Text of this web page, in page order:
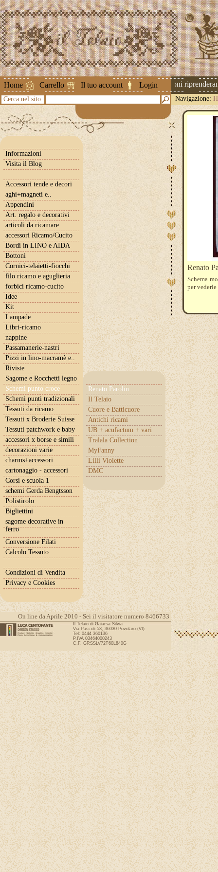
Home Carrello Il tuo account Login
Attenzione ! Le spedizioni
Cerca nel sito Navigazione:
Informazioni
Visita il Blog
Accessori tende e decori
aghi+magneti e..
Appendini
Art. regalo e decorativi
articoli da ricamare
accessori Ricamo/Cucito
Bordi in LINO e AIDA
Bottoni
Cornici-telaietti-fiocchi
filo ricamo e aguglieria
forbici ricamo-cucito
Idee
Kit
Lampade
Libri-ricamo
nappine
Passamanerie-nastri
Pizzi in lino-macramè e..
Riviste
Sagome e Rocchetti legno
Schemi punto croce
Renato Parolin
Il Telaio
Cuore e Batticuore
Antichi ricami
UB + acufactum + vari
Tralala Collection
MyFanny
Lilli Violette
DMC
Schemi punti tradizionali
Tessuti da ricamo
Tessuti x Broderie Suisse
Tessuti patchwork e baby
accessori x borse e simili
decorazioni varie
charms+accessori
cartonaggio - accessori
Corsi e scuola 1
schemi Gerda Bengtsson
Polistirolo
Bigliettini
sagome decorative in
ferro
Conversione Filati
Calcolo Tessuto
Condizioni di Vendita
Privacy e Cookies
Renato
Schema
per
On line da Aprile 2010 - Sei il visitatore numero 8466733
Il Telaio di Gaiarsa Silvia
Via Pascoli 53, 36030 Povolaro (VI)
Tel: 0444 360136
P.IVA 03464000243
C.F. GRSSLV72T60L840G